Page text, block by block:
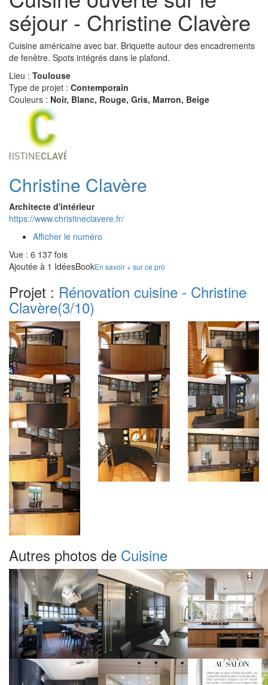
séjour - Christine Clavère
Cuisine américaine avec bar. Briquette autour des encadrements
de fenêtre. Spots intégrés dans le plafond.
Lieu : Toulouse
Type de projet : Contemporain
Couleurs : Noir, Blanc, Rouge, Gris, Marron, Beige
Christine Clavère
Architecte d'intérieur
https://www.christineclavere.fr/
Afficher le numéro
Vue : 6 137 fois
Ajoutée à 1 IdéesBookEn savoir + sur ce pro
Projet : Rénovation cuisine - Christine
Clavère(3/10)
Autres photos de Cuisine